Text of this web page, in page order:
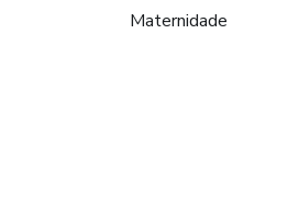
Maternidade